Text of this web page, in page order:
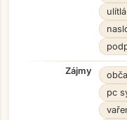
ulítlá
Zájmy
pc